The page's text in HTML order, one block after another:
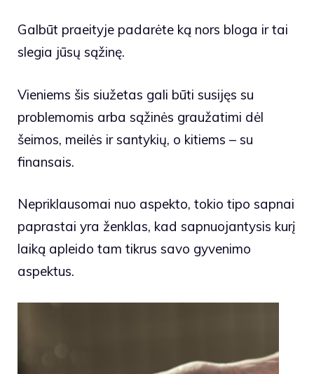
Galbūt praeityje padarėte ką nors bloga ir tai
slegia jūsų sąžinę.
Vieniems šis siužetas gali būti susijęs su
problemomis arba sąžinės graužatimi dėl
šeimos, meilės ir santykių, o kitiems – su
finansais.
Nepriklausomai nuo aspekto, tokio tipo sapnai
paprastai yra ženklas, kad sapnuojantysis kurį
laiką apleido tam tikrus savo gyvenimo
aspektus.